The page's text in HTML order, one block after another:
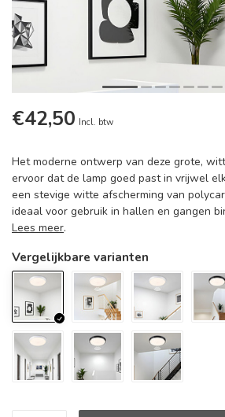
€42,50 Incl. btw
Het moderne ontwerp van deze grote,
ervoor dat de lamp goed past in vrijwel
een stevige witte afscherming van
ideaal voor gebruik in hallen en gangen
Lees meer.
Vergelijkbare varianten